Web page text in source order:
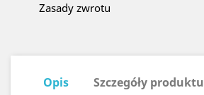
Zasady zwrotu
Opis Szczegóły produktu